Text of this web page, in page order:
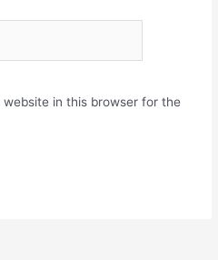
in this browser for the